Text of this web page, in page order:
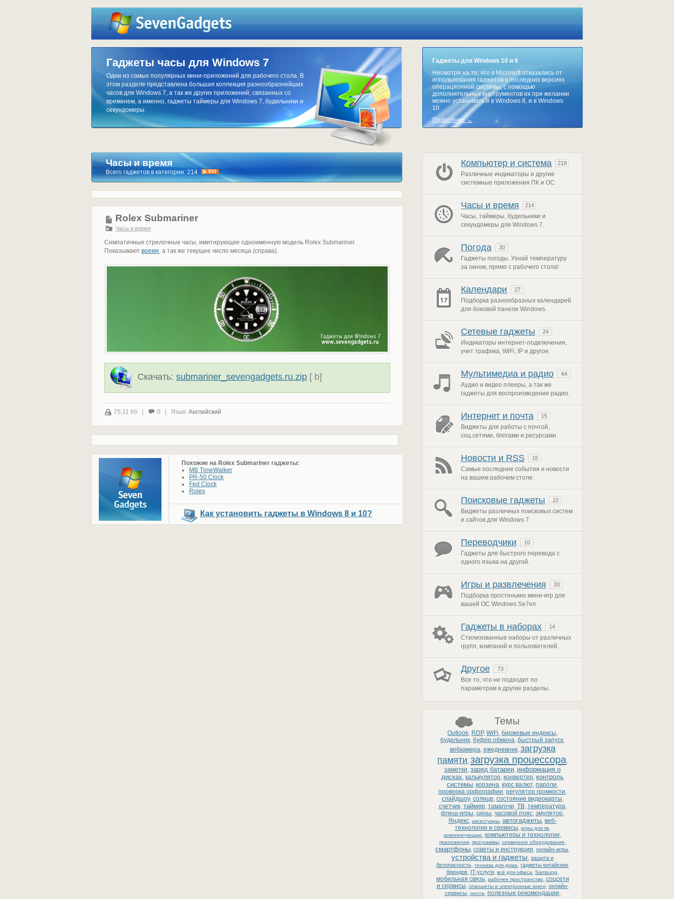
Гаджеты часы для Windows 7
Одни из самых популярных мини-приложений для рабочего стола. В
этом разделе представлена большая коллекция разнообразнейших
часов для Windows 7, а так же других приложений, связанных со
временем, а именно, гаджеты таймеры для Windows 7, будильники и
секундомеры.
Гаджеты для Windows 10 и 8
Несмотря на то, что в Microsoft отказались от
использования гаджетов в последних версиях
операционной системы, с помощью
дополнительных инструментов их при желании
можно установить и в Windows 8, и в Windows
10.
Подробнее →
Часы и время
Всего гаджетов в категории: 214
Rolex Submariner
Часы и время
Симпатичные стрелочные часы, имитирующие одноименную модель Rolex Submariner.
Показывают время, а так же текущее число месяца (справа).
Скачать: submariner_sevengadgets.ru.zip [ b]
75,11 Кб | 0 | Язык: Английский
Похожие на Rolex Submariner гаджеты:
MB TimeWalker
PR-50 Clock
Fed Clock
Rolex
Как установить гаджеты в Windows 8 и 10?
Компьютер и система 218
Различные индикаторы и другие
системные приложения ПК и ОС.
Часы и время 214
Часы, таймеры, будильники и
секундомеры для Windows 7.
Погода 30
Гаджеты погоды. Узнай температуру
за окном, прямо с рабочего стола!
Календари 27
Подборка разнообразных календарей
для боковой панели Windows.
Сетевые гаджеты 24
Индикаторы интернет-подключения,
учет трафика, WiFi, IP и другое.
Мультимедиа и радио 64
Аудио и видео плееры, а так же
гаджеты для воспроизведения радио.
Интернет и почта 15
Виджеты для работы с почтой,
соц.сетями, блогами и ресурсами.
Новости и RSS 15
Самые последние события и новости
на вашем рабочем столе.
Поисковые гаджеты 22
Виджеты различных поисковых систем
и сайтов для Windows 7.
Переводчики 10
Гаджеты для быстрого перевода с
одного языка на другой.
Игры и развлечения 33
Подборка простеньких мини-игр для
вашей ОС Windows Se7en.
Гаджеты в наборах 14
Стилизованные наборы от различных
групп, компаний и пользователей.
Другое 73
Все то, что не подходит по
параметрам в другие разделы.
Темы
Outlook, RDP, WiFi, биржевые индексы,
будильник, буфер обмена, быстрый запуск,
вебкамера, ежедневник, загрузка
памяти, загрузка процессора,
заметки, заряд батареи, информация о
дисках, калькулятор, конвертер, контроль
системы, корзина, курс валют, пароли,
проверка орфографии, регулятор громкости,
слайдшоу, солнце, состояние видеокарты,
счетчик, таймер, тамагочи, ТВ, температура,
флеш-игры, цены, часовой пояс, эмулятор,
Яндекс, аксессуары, автогаджеты, веб-
технологии и сервисы, игры для пк,
комплектующие, компьютеры и технологии,
приложения, программы, серверное оборудование,
смартфоны, советы и инструкции, онлайн-игры,
устройства и гаджеты, защита и
безопасность, техника для дома, гаджеты китайских
брендов, IT-услуги, всё для офиса, Samsung,
мобильная связь, рабочее пространство, соцсети
и сервисы, планшеты и электронные книги, онлайн-
сервисы, лента, полезные рекомендации,